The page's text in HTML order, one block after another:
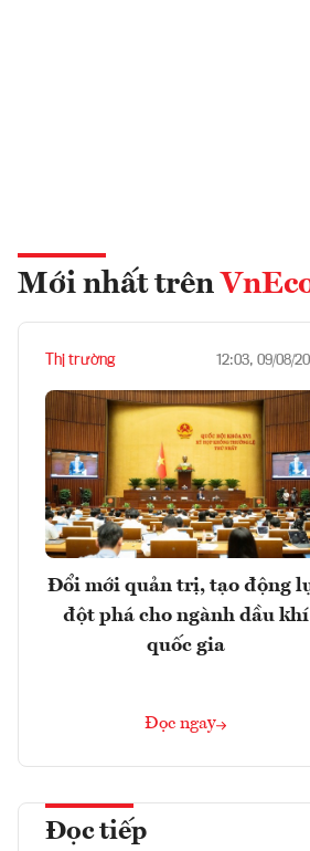
Mới nhất trên
Thị trường 12:03, 09/08/
Đổi mới quản trị, tạo động
đột phá cho ngành dầu khí
quốc gia
Đọc ngay
Đọc tiếp